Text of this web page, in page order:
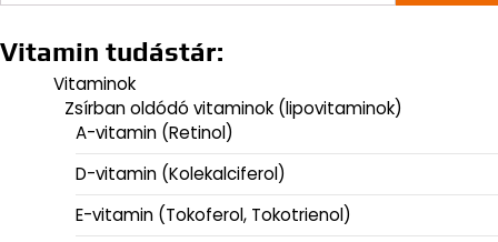
Vitamin tudástár:
Vitaminok
Zsírban oldódó vitaminok (lipovitaminok)
A-vitamin (Retinol)
D-vitamin (Kolekalciferol)
E-vitamin (Tokoferol, Tokotrienol)